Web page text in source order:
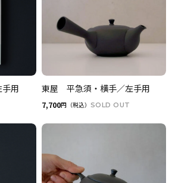
手用 東屋 平急須・横手／左手用
7,700円（税込） SOLD OUT